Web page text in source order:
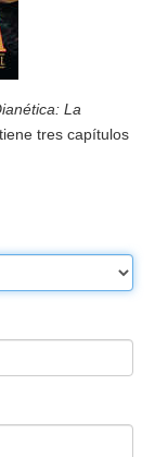
La
tres capítulos